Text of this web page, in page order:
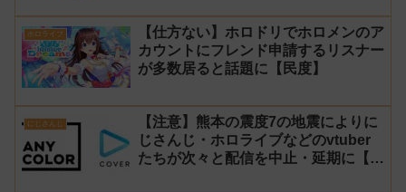
ホロライブ
【仕方ない】ホロドリでホロメンのア
カウントにフレンド申請するリスナー
が多数居ると話題に【民度】
にじさんじ
【注意】熊本の震度7の地震によりに
じさんじ・ホロライブなどのvtuber
たちが次々と配信を中止・延期に【不